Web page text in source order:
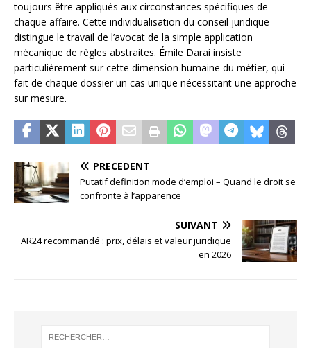
toujours être appliqués aux circonstances spécifiques de
chaque affaire. Cette individualisation du conseil juridique
distingue le travail de l’avocat de la simple application
mécanique de règles abstraites. Émile Darai insiste
particulièrement sur cette dimension humaine du métier, qui
fait de chaque dossier un cas unique nécessitant une approche
sur mesure.
PRÉCÉDENT
Putatif definition mode d’emploi – Quand le droit se
confronte à l’apparence
SUIVANT
AR24 recommandé : prix, délais et valeur juridique
en 2026